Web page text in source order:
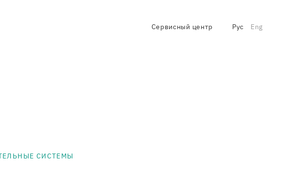
СИСТЕМЫ
Сервисный центр Рус Eng